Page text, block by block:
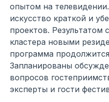
опытом на
искусство краткой и
проектов. Результатом
кластера новыми
программа
Запланированы
вопросов
эксперты и гости